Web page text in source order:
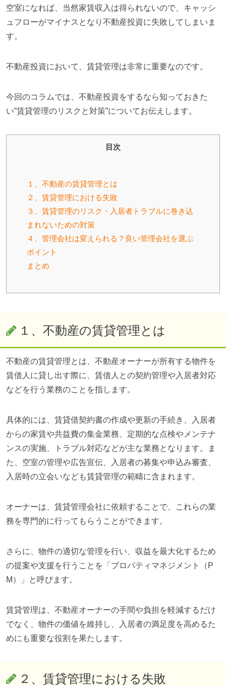
空室になれば、当然家賃収入は得られないので、キャッシ
ュフローがマイナスとなり不動産投資に失敗してしまいま
す。
不動産投資において、賃貸管理は非常に重要なのです。
今回のコラムでは、不動産投資をするなら知っておきた
い”賃貸管理のリスクと対策”についてお伝えします。
目次
１、不動産の賃貸管理とは
２、賃貸管理における失敗
３、賃貸管理のリスク・入居者トラブルに巻き込
まれないための対策
４、管理会社は変えられる？良い管理会社を選ぶ
ポイント
まとめ
１、不動産の賃貸管理とは
不動産の賃貸管理とは、不動産オーナーが所有する物件を
賃借人に貸し出す際に、賃借人との契約管理や入居者対応
などを行う業務のことを指します。
具体的には、賃貸借契約書の作成や更新の手続き、入居者
からの家賃や共益費の集金業務、定期的な点検やメンテナ
ンスの実施、トラブル対応などが主な業務となります。ま
た、空室の管理や広告宣伝、入居者の募集や申込み審査、
入居時の立会いなども賃貸管理の範疇に含まれます。
オーナーは、賃貸管理会社に依頼することで、これらの業
務を専門的に行ってもらうことができます。
さらに、物件の適切な管理を行い、収益を最大化するため
の提案や支援を行うことを「プロパティマネジメント（P
M）」と呼びます。
賃貸管理は、不動産オーナーの手間や負担を軽減するだけ
でなく、物件の価値を維持し、入居者の満足度を高めるた
めにも重要な役割を果たします。
２、賃貸管理における失敗